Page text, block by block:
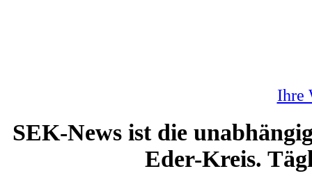
Ihre
SEK-News ist die
Eder-Kreis.